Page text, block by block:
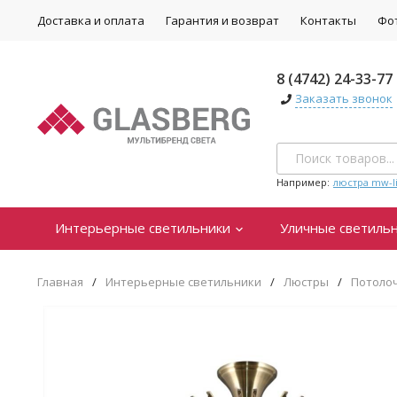
Доставка и оплата Гарантия и возврат Контакты
8 (4742) 24-33-77
Заказать звонок
Например: люстра mw-
Интерьерные светильники Уличные
Главная / Интерьерные светильники / Люстры /